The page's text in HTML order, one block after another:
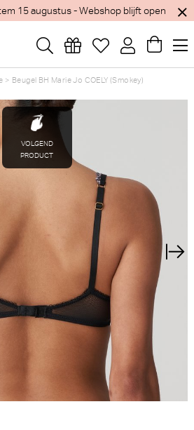
15 augustus - Webshop blijft open
> Beugel BH Marie Jo COELY (Smokey)
producten ook interessant
voor je?
Marie Jo Avero tiny
Voorgevormde BH - BH
Hartvorm (Powder Rose)
Marie Jo
30% korting